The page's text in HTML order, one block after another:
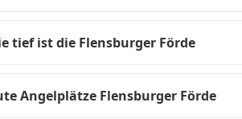
tief ist die Flensburger Förde
Angelplätze Flensburger Förde